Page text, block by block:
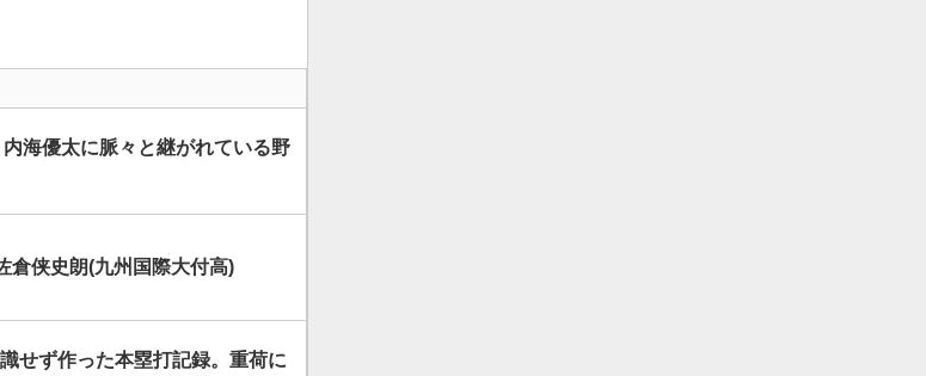
海優太に脈々と継がれている野
倉侠史朗(九州国際大付高)
せず作った本塁打記録。重荷に